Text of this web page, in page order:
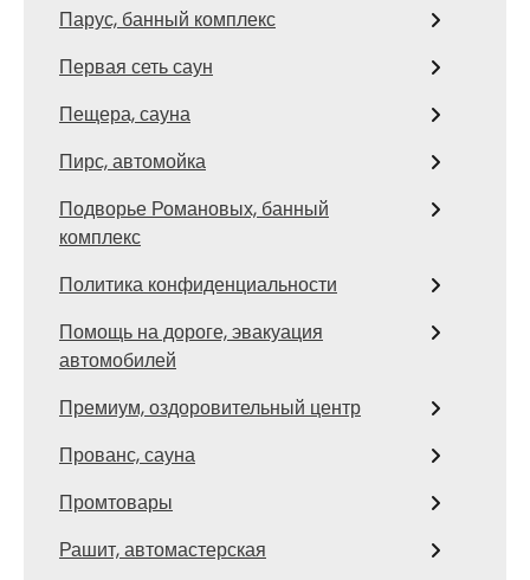
Парус, банный комплекс
Первая сеть саун
Пещера, сауна
Пирс, автомойка
Подворье Романовых, банный
комплекс
Политика конфиденциальности
Помощь на дороге, эвакуация
автомобилей
Премиум, оздоровительный центр
Прованс, сауна
Промтовары
Рашит, автомастерская